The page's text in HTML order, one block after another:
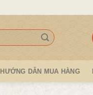
HƯỚNG DẪN MUA HÀNG